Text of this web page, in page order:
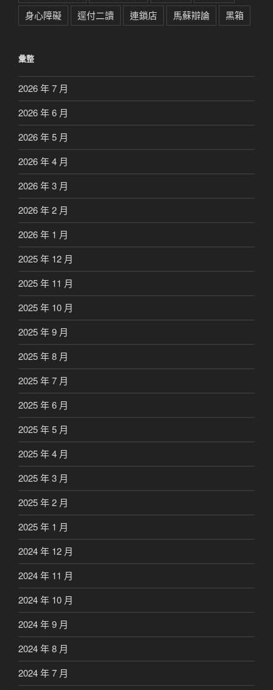
身心障礙
逕付二讀 連鎖店 馬蘇辯論 黑箱
彙整
2026 年 7 月
2026 年 6 月
2026 年 5 月
2026 年 4 月
2026 年 3 月
2026 年 2 月
2026 年 1 月
2025 年 12 月
2025 年 11 月
2025 年 10 月
2025 年 9 月
2025 年 8 月
2025 年 7 月
2025 年 6 月
2025 年 5 月
2025 年 4 月
2025 年 3 月
2025 年 2 月
2025 年 1 月
2024 年 12 月
2024 年 11 月
2024 年 10 月
2024 年 9 月
2024 年 8 月
2024 年 7 月